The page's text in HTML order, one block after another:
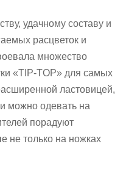
удачному составу и
расцветок и
множество
«TIP-TOP» для самых
ластовицей,
можно одевать на
порадуют
не только на ножках